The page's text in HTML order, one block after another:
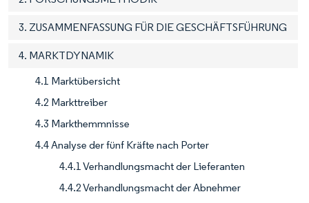
3. ZUSAMMENFASSUNG FÜR DIE GESCHÄFTSFÜHRUNG
4. MARKTDYNAMIK
4.1 Marktübersicht
4.2 Markttreiber
4.3 Markthemmnisse
4.4 Analyse der fünf Kräfte nach Porter
4.4.1 Verhandlungsmacht der Lieferanten
4.4.2 Verhandlungsmacht der Abnehmer